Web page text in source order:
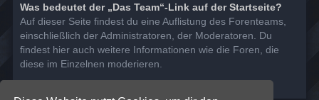
Was bedeutet der „Das Team“-Link auf der Startseite?
Auf dieser Seite findest du eine Auflistung des Forenteams,
einschließlich der Administratoren, der Moderatoren. Du
findest hier auch weitere Informationen wie die Foren, die
diese im Einzelnen moderieren.